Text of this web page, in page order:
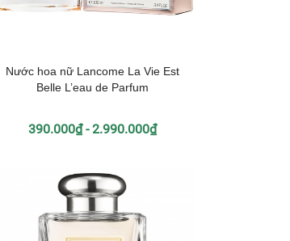
Nước hoa nữ Lancome La Vie Est
Belle L’eau de Parfum
390.000₫ - 2.990.000₫